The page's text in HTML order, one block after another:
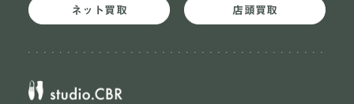
ネット買取 店頭買取